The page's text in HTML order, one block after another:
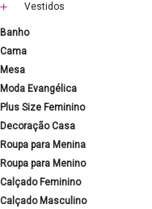
Vestidos
Banho
Cama
Mesa
Moda Evangélica
Plus Size Feminino
Decoração Casa
Roupa para Menina
Roupa para Menino
Calçado Feminino
Calçado Masculino